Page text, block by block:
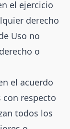
el ejercicio
derecho
Uso no
o
el acuerdo
respecto
todos los